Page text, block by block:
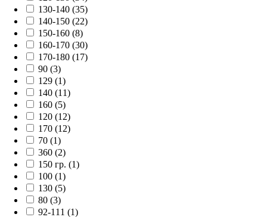
130-140 (35)
140-150 (22)
150-160 (8)
160-170 (30)
170-180 (17)
90 (3)
129 (1)
140 (11)
160 (5)
120 (12)
170 (12)
70 (1)
360 (2)
150 гр. (1)
100 (1)
130 (5)
80 (3)
92-111 (1)